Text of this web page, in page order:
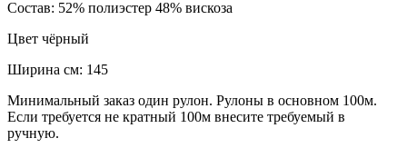
Состав: 52% полиэстер 48% вискоза
Цвет чёрный
Ширина см: 145
Минимальный заказ один рулон. Рулоны в основном 100м.
Если требуется не кратный 100м внесите требуемый в
ручную.